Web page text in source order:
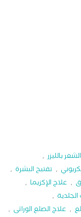
بالليزر ,
, تفتيح البشرة ,
, علاج الإكزيما ,
,
, علاج الصلع الوراثى ,